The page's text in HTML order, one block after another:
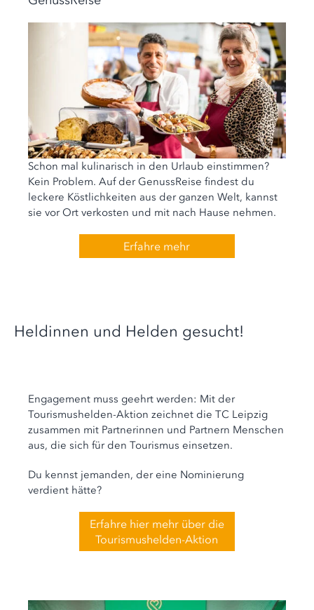
Schon mal kulinarisch in den Urlaub einstimmen?
Kein Problem. Auf der GenussReise findest du
leckere Köstlichkeiten aus der ganzen Welt, kannst
sie vor Ort verkosten und mit nach Hause nehmen.
Erfahre mehr
Heldinnen und Helden gesucht!
Engagement muss geehrt werden: Mit der
Tourismushelden-Aktion zeichnet die TC Leipzig
zusammen mit Partnerinnen und Partnern Menschen
aus, die sich für den Tourismus einsetzen.
Du kennst jemanden, der eine Nominierung
verdient hätte?
Erfahre hier mehr über die
Tourismushelden-Aktion